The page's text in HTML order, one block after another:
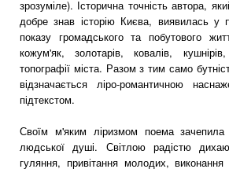
зрозуміле). Історична точність автора,
добре знав історію Києва, виявилась у
показу громадського та побутового
кожум'як, золотарів, ковалів,
топографії міста. Разом з тим само
відзначається ліро-романтичною
підтекстом.
Своїм м'яким ліризмом поема зачепила
людської душі. Світлою радістю
гуляння, привітання молодих, виконання